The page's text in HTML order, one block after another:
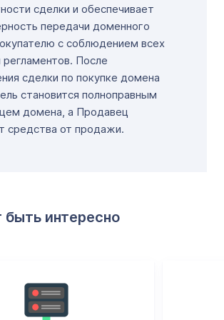
сделки и обеспечивает
передачи доменного
с соблюдением всех
регламентов. После
сделки по покупке домена
становится полноправным
домена, а Продавец
средства от продажи.
интересно